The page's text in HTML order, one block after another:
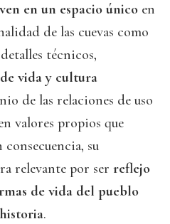
en un espacio único en
de las cuevas como
técnicos,
vida y cultura
de las relaciones de uso
valores propios que
consecuencia, su
relevante por ser reflejo
de vida del pueblo
.